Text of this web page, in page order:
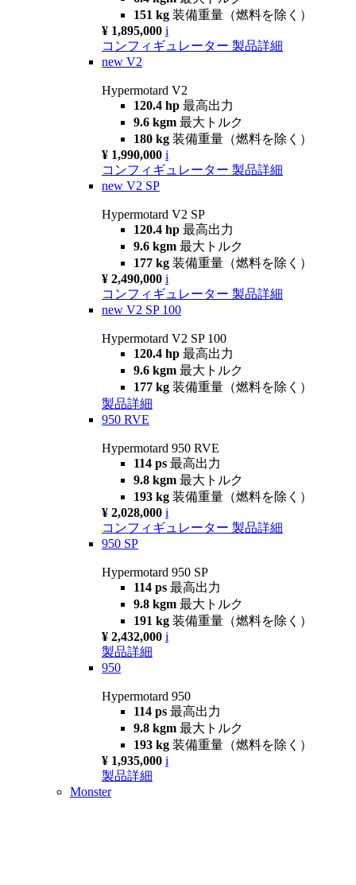
151 kg 装備重量（燃料を除く）
¥ 1,895,000 i
コンフィギュレーター 製品詳細
new V2
Hypermotard V2
120.4 hp 最高出力
9.6 kgm 最大トルク
180 kg 装備重量（燃料を除く）
¥ 1,990,000 i
コンフィギュレーター 製品詳細
new V2 SP
Hypermotard V2 SP
120.4 hp 最高出力
9.6 kgm 最大トルク
177 kg 装備重量（燃料を除く）
¥ 2,490,000 i
コンフィギュレーター 製品詳細
new V2 SP 100
Hypermotard V2 SP 100
120.4 hp 最高出力
9.6 kgm 最大トルク
177 kg 装備重量（燃料を除く）
製品詳細
950 RVE
Hypermotard 950 RVE
114 ps 最高出力
9.8 kgm 最大トルク
193 kg 装備重量（燃料を除く）
¥ 2,028,000 i
コンフィギュレーター 製品詳細
950 SP
Hypermotard 950 SP
114 ps 最高出力
9.8 kgm 最大トルク
191 kg 装備重量（燃料を除く）
¥ 2,432,000 i
製品詳細
950
Hypermotard 950
114 ps 最高出力
9.8 kgm 最大トルク
193 kg 装備重量（燃料を除く）
¥ 1,935,000 i
製品詳細
Monster